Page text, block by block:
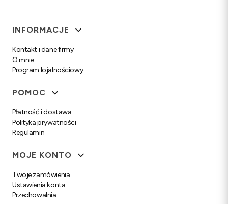
Linki w stopce
INFORMACJE
Kontakt i dane firmy
O mnie
Program lojalnościowy
POMOC
Płatność i dostawa
Polityka prywatności
Regulamin
MOJE KONTO
Twoje zamówienia
Ustawienia konta
Przechowalnia